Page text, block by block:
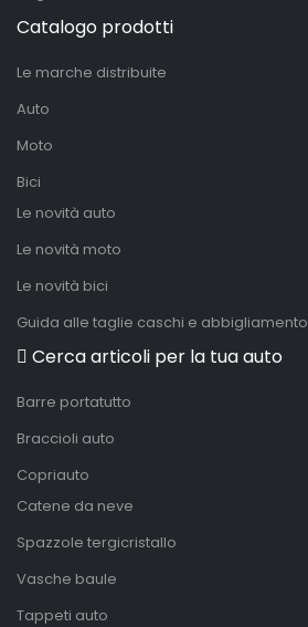
Catalogo prodotti
Le marche distribuite
Auto
Moto
Bici
Le novità auto
Le novità moto
Le novità bici
Guida alle taglie caschi e abbigliamento
Cerca articoli per la tua auto
Barre portatutto
Braccioli auto
Copriauto
Catene da neve
Spazzole tergicristallo
Vasche baule
Tappeti auto